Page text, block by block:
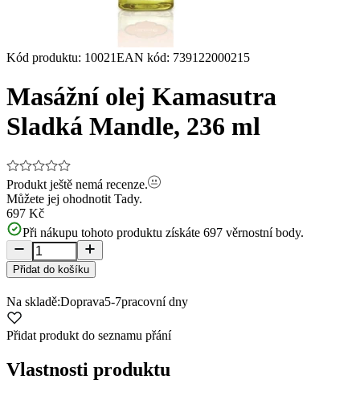
Kód produktu: 10021EAN kód: 739122000215
Masážní olej Kamasutra
Sladká Mandle, 236 ml
Produkt ještě nemá recenze.
Můžete jej ohodnotit Tady.
697 Kč
Při nákupu tohoto produktu získáte 697 věrnostní body.
Přidat do košíku
Na skladě:Doprava5-7pracovní dny
Přidat produkt do seznamu přání
Vlastnosti produktu